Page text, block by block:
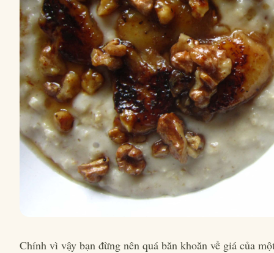
Chính vì vậy bạn đừng nên quá băn khoăn về giá của